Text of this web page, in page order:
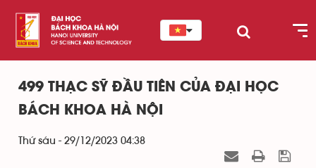
499 THẠC SỸ ĐẦU TIÊN CỦA ĐẠI HỌC
BÁCH KHOA HÀ NỘI
Thứ sáu - 29/12/2023 04:38